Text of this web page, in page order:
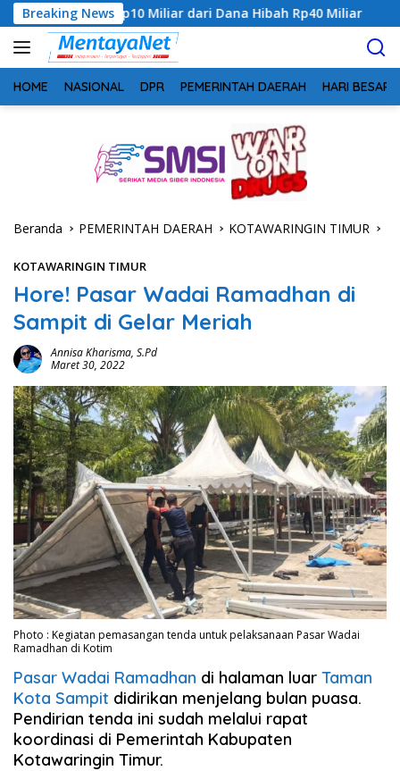
Langsung
ke
konten
Breaking News
Miliar dari Dana Hibah Rp40 Miliar Gandeng Bidan
HOME NASIONAL DPR PEMERINTAH DAERAH HARI BESAR
Beranda PEMERINTAH DAERAH KOTAWARINGIN TIMUR
KOTAWARINGIN TIMUR
Hore! Pasar Wadai Ramadhan di
Sampit di Gelar Meriah
Annisa Kharisma, S.Pd
Maret 30, 2022
Photo : Kegiatan pemasangan tenda untuk pelaksanaan Pasar Wadai
Ramadhan di Kotim
Pasar Wadai Ramadhan di halaman luar Taman
Kota Sampit didirikan menjelang bulan puasa.
Pendirian tenda ini sudah melalui rapat
koordinasi di Pemerintah Kabupaten
Kotawaringin Timur.